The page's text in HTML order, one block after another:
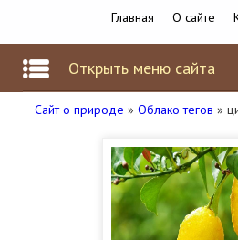
Главная О сайте
Открыть меню сайта
Сайт о природе » Облако тегов »